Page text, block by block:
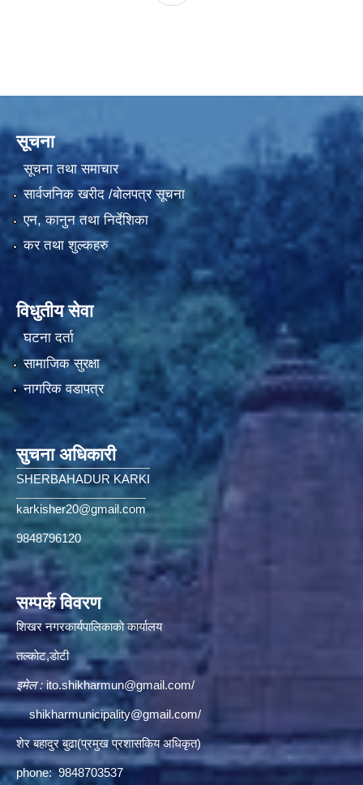
सूचना
सूचना तथा समाचार
सार्वजनिक खरीद /बोलपत्र सूचना
एन, कानुन तथा निर्देशिका
कर तथा शुल्कहरु
विधुतीय सेवा
घटना दर्ता
सामाजिक सुरक्षा
नागरिक वडापत्र
सुचना अधिकारी
SHERBAHADUR KARKI
karkisher20@gmail.com
9848796120
सम्पर्क विवरण
शिखर नगरकार्यपालिकाकाे कार्यालय
तल्काेट,डाेटी
इमेल :ito.shikharmun@gmail.com/
shikharmunicipality@gmail.com/
शेर बहादुर बुढा(प्रमुख प्रशासकिय अधिकृत)
phone: 9848703537